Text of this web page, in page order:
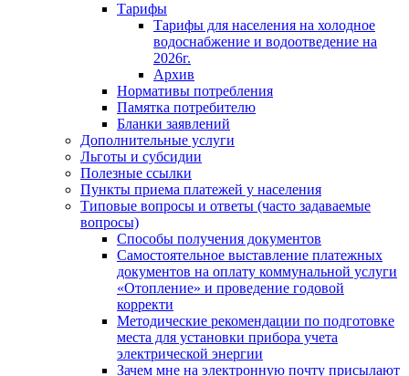
Тарифы
Тарифы для населения на холодное
водоснабжение и водоотведение на
2026г.
Архив
Нормативы потребления
Памятка потребителю
Бланки заявлений
Дополнительные услуги
Льготы и субсидии
Полезные ссылки
Пункты приема платежей у населения
Типовые вопросы и ответы (часто задаваемые
вопросы)
Способы получения документов
Самостоятельное выставление платежных
документов на оплату коммунальной услуги
«Отопление» и проведение годовой
корректи
Методические рекомендации по подготовке
места для установки прибора учета
электрической энергии
Зачем мне на электронную почту присылают